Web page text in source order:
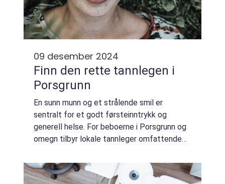
09 desember 2024
Finn den rette tannlegen i
Porsgrunn
En sunn munn og et strålende smil er
sentralt for et godt førsteinntrykk og
generell helse. For beboerne i Porsgrunn og
omegn tilbyr lokale tannleger omfattende
tannhelsen på best mulig måte. Med en
forståelse fo...